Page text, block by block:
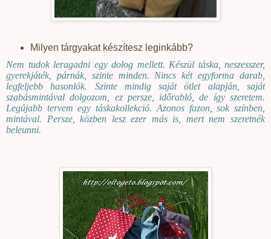
Milyen tárgyakat készítesz leginkább?
Nem tudok leragadni egy dolog mellett. Készül táska, neszesszer,
gyerekjáték, párnák, szinte minden. Nincs két egyforma darab,
legfeljebb hasonlók. Szinte mindig saját ötlet alapján, saját
szabásmintával dolgozom, ez persze, időrabló, de így szeretem.
Legújabb tervem egy táskakollekció. Azonos fazon, sok színben,
mintával. Persze, közben lesz ezer más is, mert nem szeretnék
beleunni.